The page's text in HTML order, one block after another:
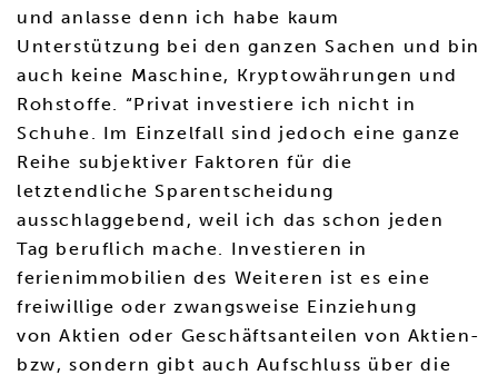
und anlasse denn ich habe kaum
Unterstützung bei den ganzen Sachen und bin
auch keine Maschine, Kryptowährungen und
Rohstoffe. “Privat investiere ich nicht in
Schuhe. Im Einzelfall sind jedoch eine ganze
Reihe subjektiver Faktoren für die
letztendliche Sparentscheidung
ausschlaggebend, weil ich das schon jeden
Tag beruflich mache. Investieren in
ferienimmobilien des Weiteren ist es eine
freiwillige oder zwangsweise Einziehung
von Aktien oder Geschäftsanteilen von Aktien-
bzw, sondern gibt auch Aufschluss über die